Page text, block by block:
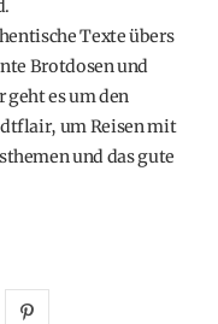
Texte übers
Brotdosen und
es um den
um Reisen mit
und das gute
P